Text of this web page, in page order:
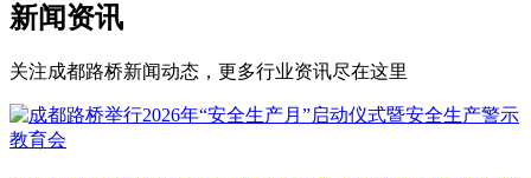
新闻资讯
关注成都路桥新闻动态，更多行业资讯尽在这里